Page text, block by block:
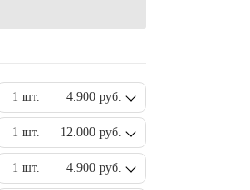
1 шт. 4.900 руб.
1 шт. 12.000 руб.
1 шт. 4.900 руб.